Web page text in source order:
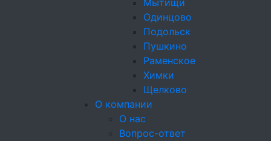
Мытищи
Одинцово
Подольск
Пушкино
Раменское
Химки
Щелково
О компании
О нас
Вопрос-ответ
Поделиться: